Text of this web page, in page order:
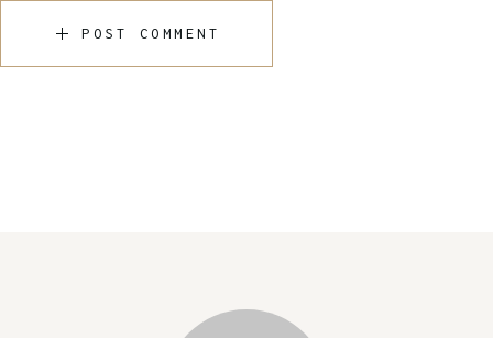
POST COMMENT